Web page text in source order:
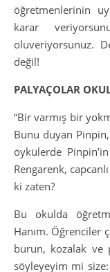
öğretmenlerinin
karar
oluveriyorsunuz.
değil!
PALYAÇOLAR
“Bir varmış bir
Bunu duyan Pinpin,
öykülerde
Rengarenk,
ki zaten?
Bu okulda
Hanım. Öğrenciler
burun, kozalak ve
söyleyeyim mi